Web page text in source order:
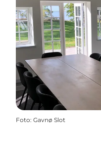
Foto: Gavnø Slot